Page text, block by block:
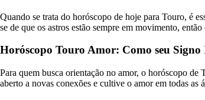
Quando se trata do horóscopo de hoje para Touro, é
se de que os astros estão sempre em movimento,
Horóscopo Touro Amor: Como seu
Para quem busca orientação no amor, o horóscopo
aberto a novas conexões e cultive o amor em todas as